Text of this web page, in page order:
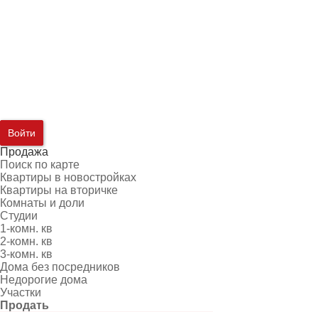
Войти
Продажа
Поиск по карте
Квартиры в новостройках
Квартиры на вторичке
Комнаты и доли
Студии
1-комн. кв
2-комн. кв
3-комн. кв
Дома без посредников
Недорогие дома
Участки
Продать